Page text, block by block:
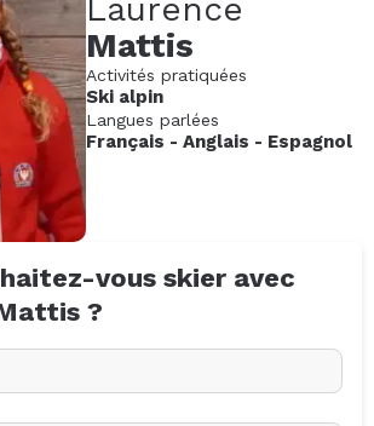
Laurence
Mattis
Activités pratiquées
Ski alpin
Langues parlées
Français - Anglais - Espagnol
vous skier avec
?